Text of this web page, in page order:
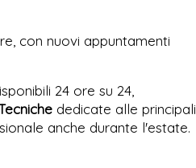
con nuovi appuntamenti
24 ore su 24,
dedicate alle principali
anche durante l'estate.